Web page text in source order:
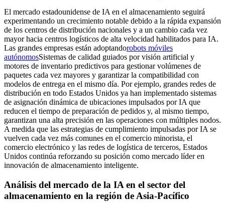
El mercado estadounidense de IA en el almacenamiento seguirá
experimentando un crecimiento notable debido a la rápida expansión
de los centros de distribución nacionales y a un cambio cada vez
mayor hacia centros logísticos de alta velocidad habilitados para IA.
Las grandes empresas están adoptandorobots móviles
autónomosSistemas de calidad guiados por visión artificial y
motores de inventario predictivos para gestionar volúmenes de
paquetes cada vez mayores y garantizar la compatibilidad con
modelos de entrega en el mismo día. Por ejemplo, grandes redes de
distribución en todo Estados Unidos ya han implementado sistemas
de asignación dinámica de ubicaciones impulsados ​​por IA que
reducen el tiempo de preparación de pedidos y, al mismo tiempo,
garantizan una alta precisión en las operaciones con múltiples nodos.
A medida que las estrategias de cumplimiento impulsadas por IA se
vuelven cada vez más comunes en el comercio minorista, el
comercio electrónico y las redes de logística de terceros, Estados
Unidos continúa reforzando su posición como mercado líder en
innovación de almacenamiento inteligente.
Análisis del mercado de la IA en el sector del
almacenamiento en la región de Asia-Pacífico